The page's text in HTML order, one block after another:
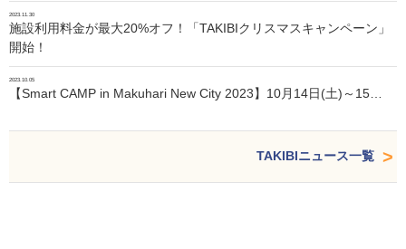
2023.11.30
施設利用料金が最大20%オフ！「TAKIBIクリスマスキャンペーン」
開始！
2023.10.05
【Smart CAMP in Makuhari New City 2023】10月14日(土)～15…
TAKIBIニュース一覧